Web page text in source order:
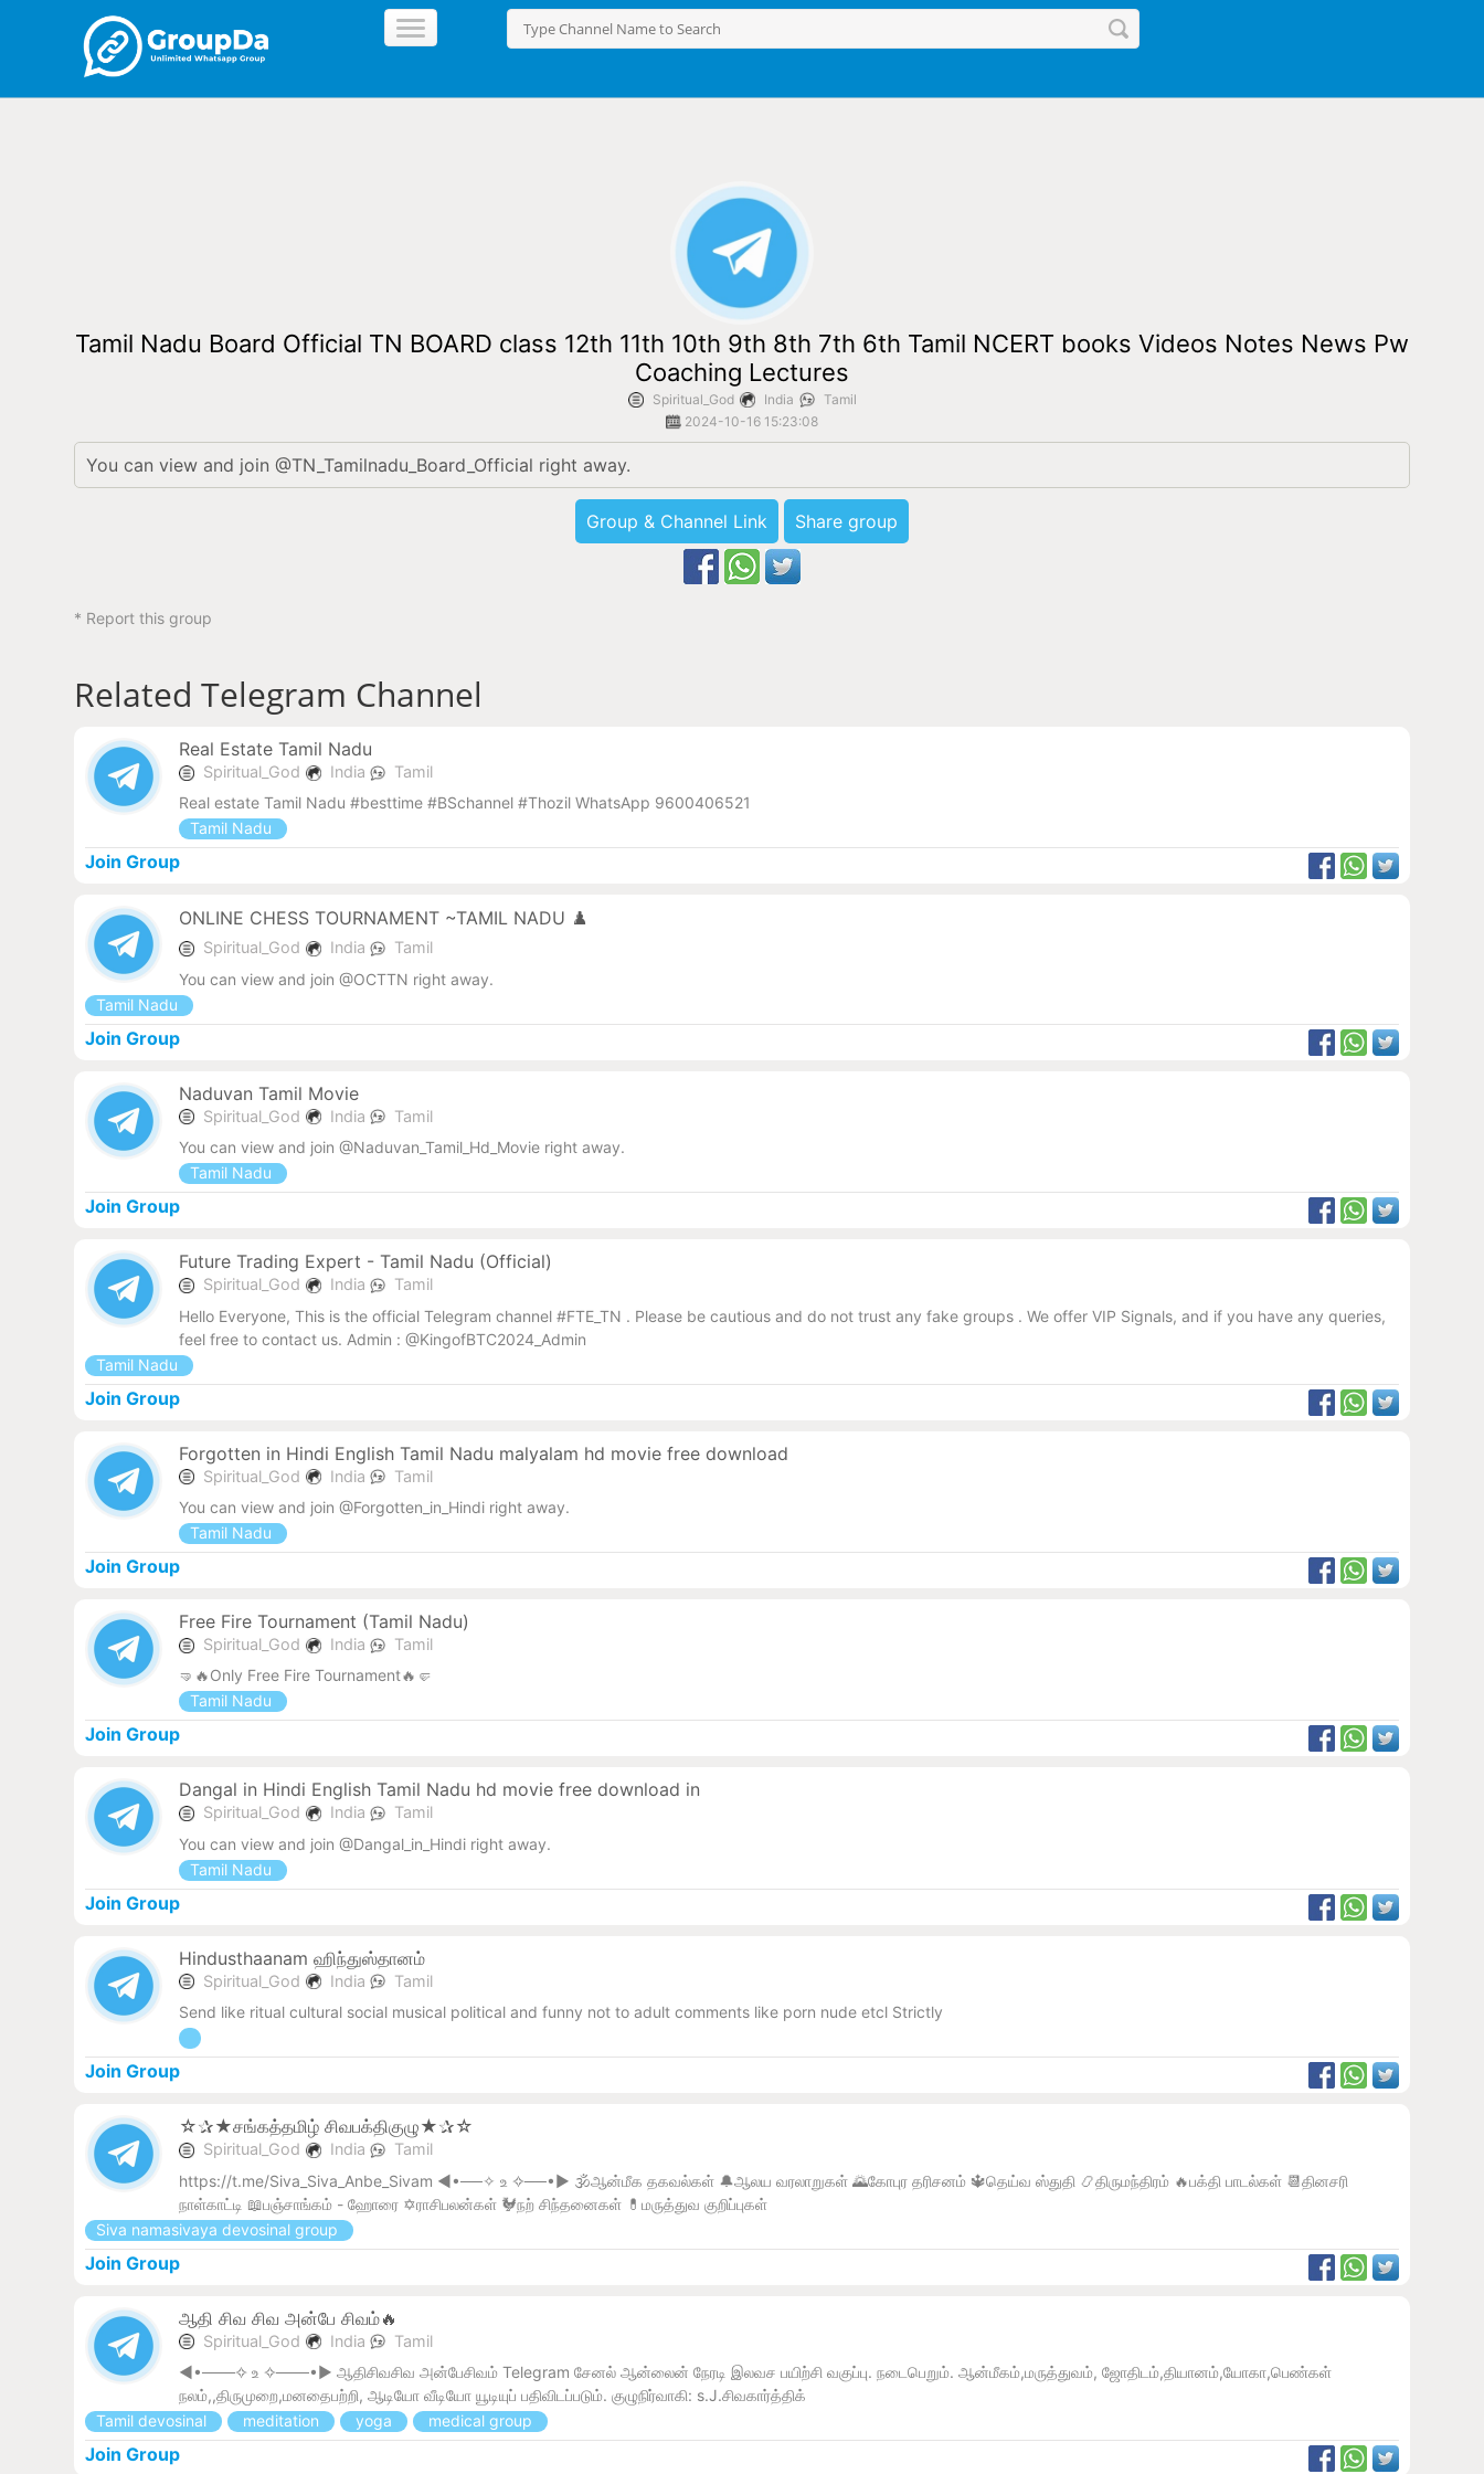
Tamil Nadu Board Official TN BOARD class 12th 11th 10th 9th 8th 7th 6th Tamil NCERT books Videos Notes News Pw
Coaching Lectures
Spiritual_God India
Tamil
2024-10-16 15:23:08
You can view and join @TN_Tamilnadu_Board_Official right away.
Group & Channel Link Share group
* Report this group
Related Telegram Channel
Real Estate Tamil Nadu
Spiritual_God India
Tamil
Real estate Tamil Nadu #besttime #BSchannel #Thozil WhatsApp 9600406521
Tamil Nadu
Join Group
ONLINE CHESS TOURNAMENT ~TAMIL NADU ♟️
Spiritual_God India
Tamil
You can view and join @OCTTN right away.
Tamil Nadu
Join Group
Naduvan Tamil Movie
Spiritual_God India
Tamil
You can view and join @Naduvan_Tamil_Hd_Movie right away.
Tamil Nadu
Join Group
Future Trading Expert - Tamil Nadu (Official)
Spiritual_God India
Tamil
Hello Everyone, This is the official Telegram channel #FTE_TN . Please be cautious and do not trust any fake groups . We offer VIP Signals, and if you have any queries,
feel free to contact us. Admin : @KingofBTC2024_Admin
Tamil Nadu
Join Group
Forgotten in Hindi English Tamil Nadu malyalam hd movie free download
Spiritual_God India
Tamil
You can view and join @Forgotten_in_Hindi right away.
Tamil Nadu
Join Group
Free Fire Tournament (Tamil Nadu)
Spiritual_God India
Tamil
🤜🔥Only Free Fire Tournament🔥🤛
Tamil Nadu
Join Group
Dangal in Hindi English Tamil Nadu hd movie free download in
Spiritual_God India
Tamil
You can view and join @Dangal_in_Hindi right away.
Tamil Nadu
Join Group
Hindusthaanam ஹிந்துஸ்தானம்
Spiritual_God India
Tamil
Send like ritual cultural social musical political and funny not to adult comments like porn nude etcl Strictly
Join Group
☆✰★சங்கத்தமிழ் சிவபக்திகுழு★✰☆
Spiritual_God India
Tamil
https://t.me/Siva_Siva_Anbe_Sivam ◄•──✧ உ ✧──•► 🕉️ஆன்மீக தகவல்கள் 🔔ஆலய வரலாறுகள் 🌄கோபுர தரிசனம் 🔱தெய்வ ஸ்துதி 📿திருமந்திரம் 🔥பக்தி பாடல்கள் 📆தினசரி
நாள்காட்டி 📖பஞ்சாங்கம் - ஹோரை ✡️ராசிபலன்கள் 🐓நற் சிந்தனைகள் 💊மருத்துவ குறிப்புகள்
Siva namasivaya devosinal group
Join Group
ஆதி சிவ சிவ அன்பே சிவம்🔥
Spiritual_God India
Tamil
◄•───✧ உ ✧───•► ஆதிசிவசிவ அன்பேசிவம் Telegram சேனல் ஆன்லைன் நேரடி இலவச பயிற்சி வகுப்பு. நடைபெறும். ஆன்மீகம்,மருத்துவம், ஜோதிடம்,தியானம்,யோகா,பெண்கள்
நலம்,,திருமுறை,மனதைபற்றி, ஆடியோ வீடியோ யூடியுப் பதிவிடப்படும். குழுநிர்வாகி: s.J.சிவகார்த்திக்
Tamil devosinal
meditation yoga medical group
Join Group